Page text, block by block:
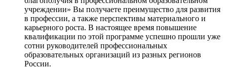
учреждении» Вы получаете преимущество для развития
в профессии, а также перспективы материального и
карьерного роста. В настоящее время повышение
квалификации по этой программе успешно прошли уже
сотни руководителей профессиональных
образовательных организаций из разных регионов
России.